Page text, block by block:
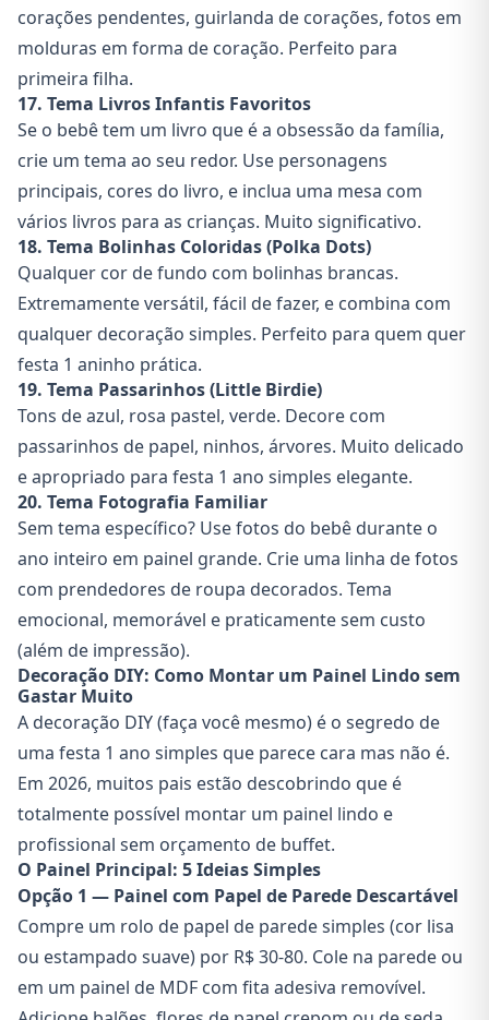
corações pendentes, guirlanda de corações, fotos em
molduras em forma de coração. Perfeito para
primeira filha.
17. Tema Livros Infantis Favoritos
Se o bebê tem um livro que é a obsessão da família,
crie um tema ao seu redor. Use personagens
principais, cores do livro, e inclua uma mesa com
vários livros para as crianças. Muito significativo.
18. Tema Bolinhas Coloridas (Polka Dots)
Qualquer cor de fundo com bolinhas brancas.
Extremamente versátil, fácil de fazer, e combina com
qualquer decoração simples. Perfeito para quem quer
festa 1 aninho prática.
19. Tema Passarinhos (Little Birdie)
Tons de azul, rosa pastel, verde. Decore com
passarinhos de papel, ninhos, árvores. Muito delicado
e apropriado para festa 1 ano simples elegante.
20. Tema Fotografia Familiar
Sem tema específico? Use fotos do bebê durante o
ano inteiro em painel grande. Crie uma linha de fotos
com prendedores de roupa decorados. Tema
emocional, memorável e praticamente sem custo
(além de impressão).
Decoração DIY: Como Montar um Painel Lindo sem
Gastar Muito
A decoração DIY (faça você mesmo) é o segredo de
uma festa 1 ano simples que parece cara mas não é.
Em 2026, muitos pais estão descobrindo que é
totalmente possível montar um painel lindo e
profissional sem orçamento de buffet.
O Painel Principal: 5 Ideias Simples
Opção 1 — Painel com Papel de Parede Descartável
Compre um rolo de papel de parede simples (cor lisa
ou estampado suave) por R$ 30-80. Cole na parede ou
em um painel de MDF com fita adesiva removível.